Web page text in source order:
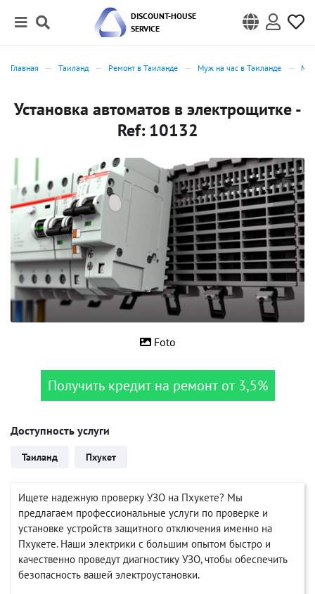
DISCOUNT-HOUSE
SERVICE
Главная Таиланд Ремонт в Таиланде Муж на час в Таиланде
Установка автоматов в электрощитке -
Ref: 10132
Foto
Получить кредит на ремонт от 3,5%
Доступность услуги
Таиланд Пхукет
Ищете надежную проверку УЗО на Пхукете? Мы
предлагаем профессиональные услуги по проверке и
установке устройств защитного отключения именно на
Пхукете. Наши электрики с большим опытом быстро и
качественно проведут диагностику УЗО, чтобы обеспечить
безопасность вашей электроустановки.